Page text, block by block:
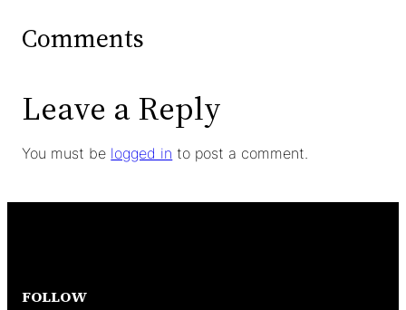
Comments
Leave a Reply
You must be logged in to post a comment.
FOLLOW